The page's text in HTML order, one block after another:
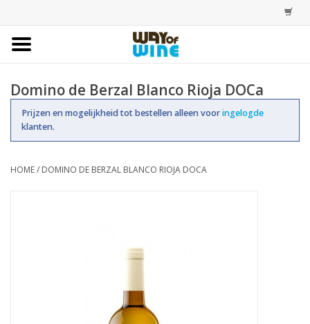
Bestellingen
Assortiment
Domino de Berzal Blanco Rioja DOCa
Prijzen en mogelijkheid tot bestellen alleen vooringelogde
klanten.
HOME/ DOMINO DE BERZAL BLANCO RIOJA DOCA